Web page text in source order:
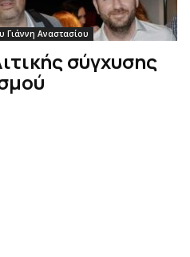
Γιάννη Αναστασίου
σύγχυσης